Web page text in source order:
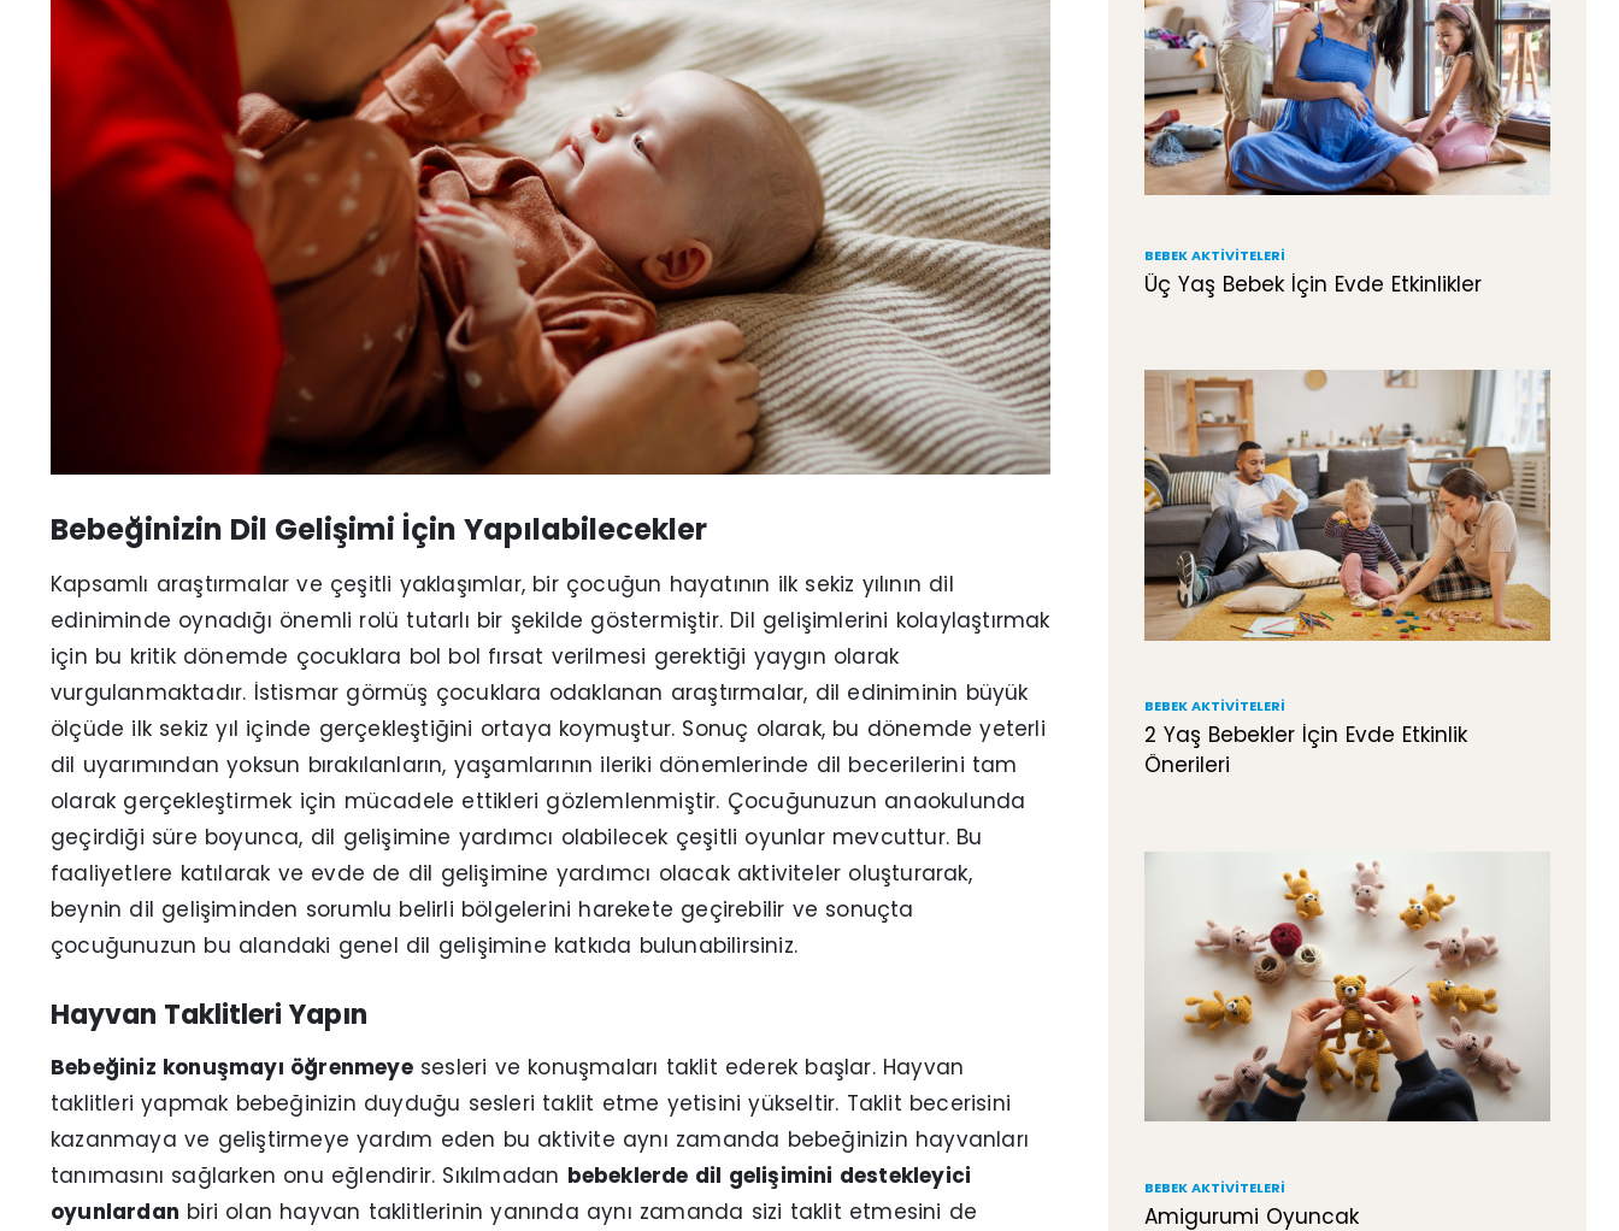
Bebeğinizin Dil Gelişimi İçin Yapılabilecekler
Kapsamlı araştırmalar ve çeşitli yaklaşımlar, bir çocuğun hayatının ilk sekiz yılının dil
ediniminde oynadığı önemli rolü tutarlı bir şekilde göstermiştir. Dil gelişimlerini kolaylaştırmak
için bu kritik dönemde çocuklara bol bol fırsat verilmesi gerektiği yaygın olarak
vurgulanmaktadır. İstismar görmüş çocuklara odaklanan araştırmalar, dil ediniminin büyük
ölçüde ilk sekiz yıl içinde gerçekleştiğini ortaya koymuştur. Sonuç olarak, bu dönemde yeterli
dil uyarımından yoksun bırakılanların, yaşamlarının ileriki dönemlerinde dil becerilerini tam
olarak gerçekleştirmek için mücadele ettikleri gözlemlenmiştir. Çocuğunuzun anaokulunda
geçirdiği süre boyunca, dil gelişimine yardımcı olabilecek çeşitli oyunlar mevcuttur. Bu
faaliyetlere katılarak ve evde de dil gelişimine yardımcı olacak aktiviteler oluşturarak,
beynin dil gelişiminden sorumlu belirli bölgelerini harekete geçirebilir ve sonuçta
çocuğunuzun bu alandaki genel dil gelişimine katkıda bulunabilirsiniz.
Hayvan Taklitleri Yapın
Bebeğiniz konuşmayı öğrenmeyesesleri ve konuşmaları taklit ederek başlar. Hayvan
taklitleri yapmak bebeğinizin duyduğu sesleri taklit etme yetisini yükseltir. Taklit becerisini
kazanmaya ve geliştirmeye yardım eden bu aktivite aynı zamanda bebeğinizin hayvanları
tanımasını sağlarken onu eğlendirir. Sıkılmadan bebeklerde dil gelişimini destekleyici
oyunlardan biri olan hayvan taklitlerinin yanında aynı zamanda sizi taklit etmesini de
BEBEK AKTIVITELERI
Üç Yaş Bebek İçin Evde Etkinlikler
BEBEK AKTIVITELERI
2 Yaş Bebekler İçin Evde Etkinlik
Önerileri
BEBEK AKTIVITELERI
Amigurumi Oyuncak